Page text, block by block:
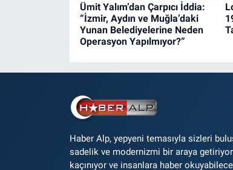
Ümit Yalım’dan Çarpıcı İddia:
“İzmir, Aydın ve Muğla’daki
Yunan Belediyelerine Neden
Operasyon Yapılmıyor?”
Haber Alp, yepyeni temasıyla sizleri
sadelik ve modernizmi bir araya
kaçınıyor ve insanlara haber